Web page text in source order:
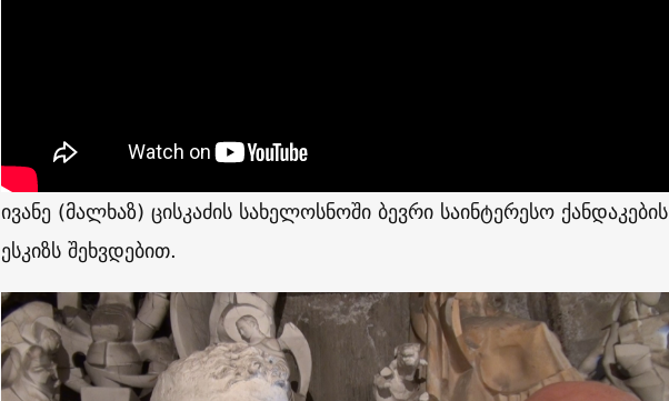
ივანე (მალხაზ) ცისკაძის სახელოსნოში ბევრი საინტერესო ქანდაკების
ესკიზს შეხვდებით.